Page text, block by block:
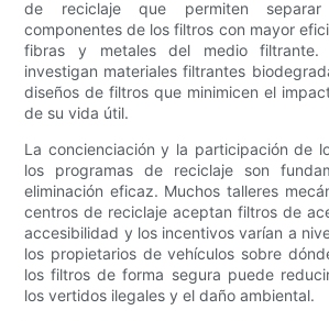
de reciclaje que permiten
componentes de los filtros con mayor
fibras y metales del medio filtrante.
investigan materiales filtrantes
diseños de filtros que minimicen el
de su vida útil.
La concienciación y la participación de
los programas de reciclaje son
eliminación eficaz. Muchos talleres
centros de reciclaje aceptan filtros de
accesibilidad y los incentivos varían a
los propietarios de vehículos sobre
los filtros de forma segura puede
los vertidos ilegales y el daño ambiental.